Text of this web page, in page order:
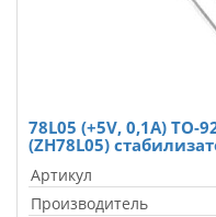
78L05 (+5V, 0,1A)
(ZH78L05)
Артикул
Производитель